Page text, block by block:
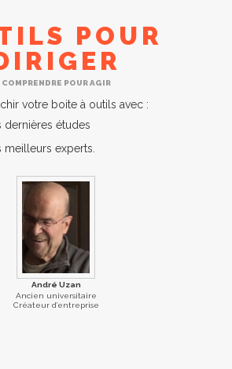
POUR
COMPRENDRE POUR AGIR
votre boite à outils avec :
dernières études
meilleurs experts.
André Uzan
Ancien universitaire
Créateur d’entreprise